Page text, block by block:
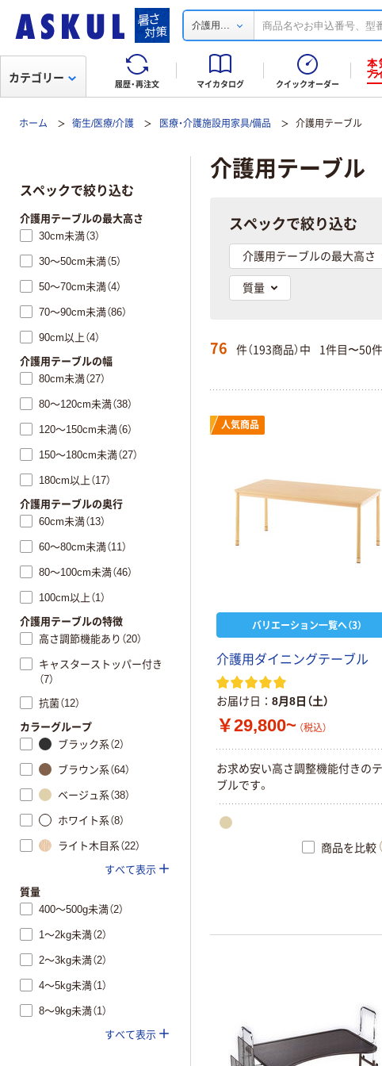
介護用 ...
履歴・再注文 マイカタログ クイックオーダー
カテゴリー
ホーム 衛生/医療/介護 医療・介護施設用家具/備品 介護用テーブル
介護用テーブル
スペックで絞り込む
介護用テーブルの最大高さ
質量
76 件（193商品）中 1件目〜50
人気商品
バリエーション一覧へ（3）
介護用ダイニングテーブル
お届け日 8月8日（土）
￥29,800~ （税込）
お求め安い高さ調整機能付きの
ブルです。
商品を比較
スペックで絞り込む
介護用テーブルの最大高さ
30cm未満（3）
30～50cm未満（5）
50～70cm未満（4）
70～90cm未満（86）
90cm以上（4）
介護用テーブルの幅
80cm未満（27）
80～120cm未満（38）
120～150cm未満（6）
150～180cm未満（27）
180cm以上（17）
介護用テーブルの奥行
60cm未満（13）
60～80cm未満（11）
80～100cm未満（46）
100cm以上（1）
介護用テーブルの特徴
高さ調節機能あり（20）
キャスターストッパー付き
（7）
抗菌（12）
カラーグループ
ブラック系（2）
ブラウン系（64）
ベージュ系（38）
ホワイト系（8）
ライト木目系（22）
すべて表示
質量
400～500g未満（2）
1～2kg未満（2）
2～3kg未満（2）
4～5kg未満（1）
8～9kg未満（1）
すべて表示